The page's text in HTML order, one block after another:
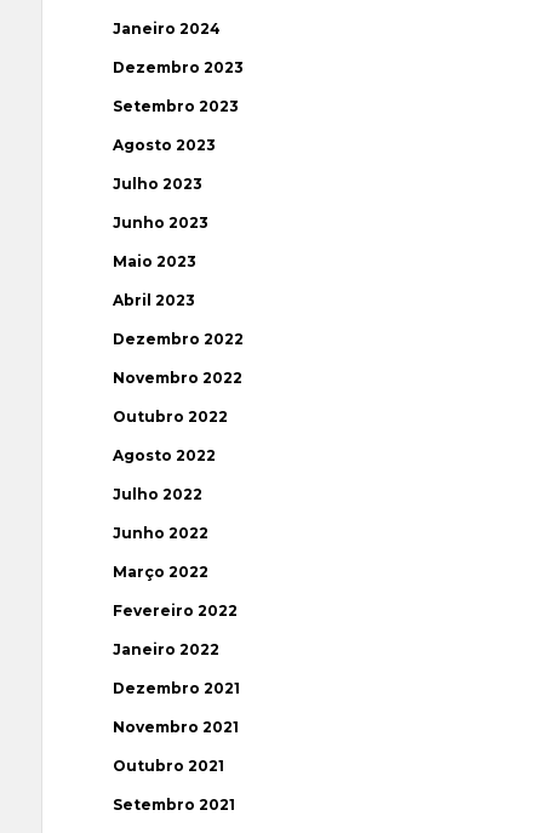
Janeiro 2024
Dezembro 2023
Setembro 2023
Agosto 2023
Julho 2023
Junho 2023
Maio 2023
Abril 2023
Dezembro 2022
Novembro 2022
Outubro 2022
Agosto 2022
Julho 2022
Junho 2022
Março 2022
Fevereiro 2022
Janeiro 2022
Dezembro 2021
Novembro 2021
Outubro 2021
Setembro 2021